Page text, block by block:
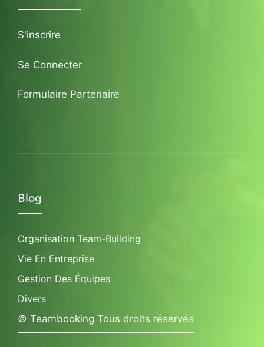
S'inscrire
Se Connecter
Formulaire Partenaire
Blog
Organisation Team-Building
Vie En Entreprise
Gestion Des Équipes
Divers
© Teambooking Tous droits réservés